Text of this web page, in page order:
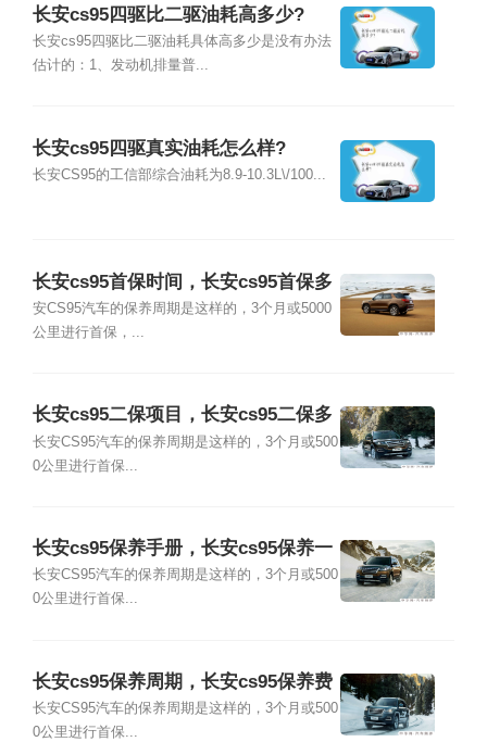
长安cs95四驱比二驱油耗高多少?
长安cs95四驱比二驱油耗具体高多少是没有办法
估计的：1、发动机排量普...
长安cs95四驱真实油耗怎么样?
长安CS95的工信部综合油耗为8.9-10.3L\/100...
长安cs95首保时间，长安cs95首保多
少公里
安CS95汽车的保养周期是这样的，3个月或5000
公里进行首保，...
长安cs95二保项目，长安cs95二保多
少公里
长安CS95汽车的保养周期是这样的，3个月或500
0公里进行首保...
长安cs95保养手册，长安cs95保养一
次多少钱
长安CS95汽车的保养周期是这样的，3个月或500
0公里进行首保...
长安cs95保养周期，长安cs95保养费
用明细表
长安CS95汽车的保养周期是这样的，3个月或500
0公里进行首保...